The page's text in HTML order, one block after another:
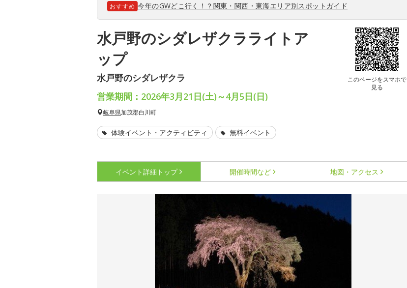
おすすめ 今年のGWどこ行く！？関東・関西・東海エリア別スポットガイド
水戸野のシダレザクラライトア
ップ
水戸野のシダレザクラ
このページをスマホで
見る
営業期間：2026年3月21日(土)～4月5日(日)
岐阜県加茂郡白川町
体験イベント・アクティビティ 無料イベント
イベント詳細 トップ 開催時間など 地図・アクセス